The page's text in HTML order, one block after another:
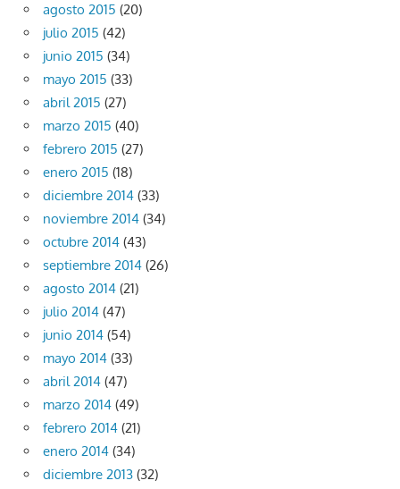
agosto 2015 (20)
julio 2015 (42)
junio 2015 (34)
mayo 2015 (33)
abril 2015 (27)
marzo 2015 (40)
febrero 2015 (27)
enero 2015 (18)
diciembre 2014 (33)
noviembre 2014 (34)
octubre 2014 (43)
septiembre 2014 (26)
agosto 2014 (21)
julio 2014 (47)
junio 2014 (54)
mayo 2014 (33)
abril 2014 (47)
marzo 2014 (49)
febrero 2014 (21)
enero 2014 (34)
diciembre 2013 (32)